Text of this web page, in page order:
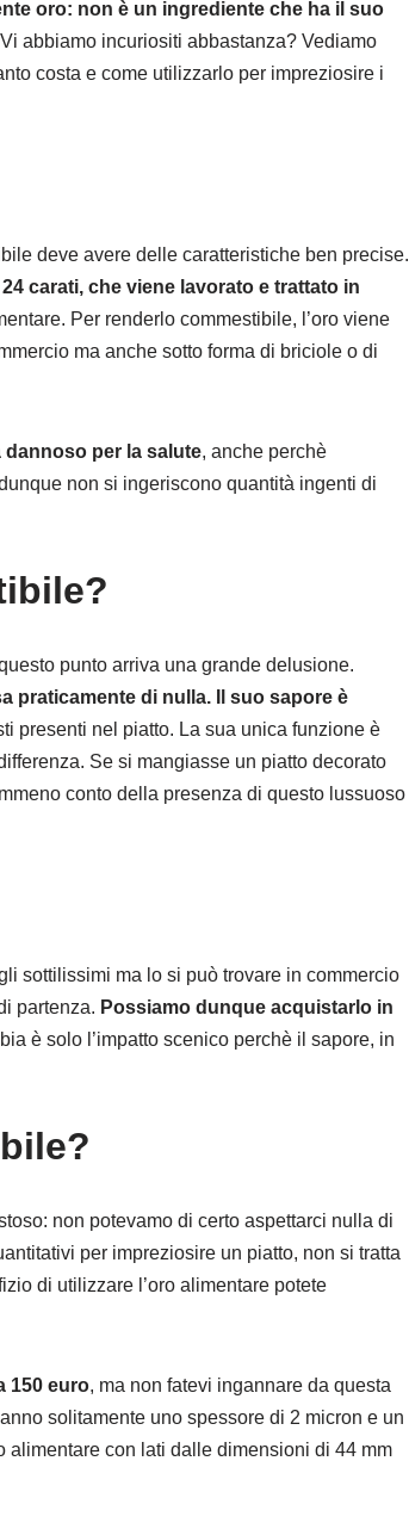
oro: non è un ingrediente che ha il suo
abbiamo incuriositi abbastanza? Vediamo
costa e come utilizzarlo per impreziosire i
deve avere delle caratteristiche ben precise.
carati, che viene lavorato e trattato in
Per renderlo commestibile, l’oro viene
ma anche sotto forma di briciole o di
dannoso per la salute, anche perchè
non si ingeriscono quantità ingenti di
punto arriva una grande delusione.
praticamente di nulla. Il suo sapore è
presenti nel piatto. La sua unica funzione è
Se si mangiasse un piatto decorato
conto della presenza di questo lussuoso
sottilissimi ma lo si può trovare in commercio
partenza. Possiamo dunque acquistarlo in
è solo l’impatto scenico perchè il sapore, in
non potevamo di certo aspettarci nulla di
per impreziosire un piatto, non si tratta
di utilizzare l’oro alimentare potete
150 euro, ma non fatevi ingannare da questa
solitamente uno spessore di 2 micron e un
alimentare con lati dalle dimensioni di 44 mm